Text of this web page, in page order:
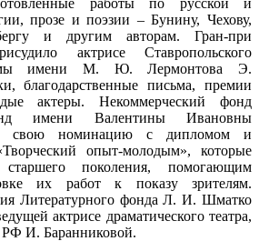
прозе и поэзии – Бунину, Чехову,
и другим авторам. Гран-при
актрисе Ставропольского
имени М. Ю. Лермонтова Э.
благодарственные письма, премии
актеры. Некоммерческий фонд
имени Валентины Ивановны
свою номинацию с дипломом и
опыт-молодым», которые
поколения, помогающим
их работ к показу зрителям.
Литературного фонда Л. И. Шматко
актрисе драматического театра,
РФ И. Баранниковой.